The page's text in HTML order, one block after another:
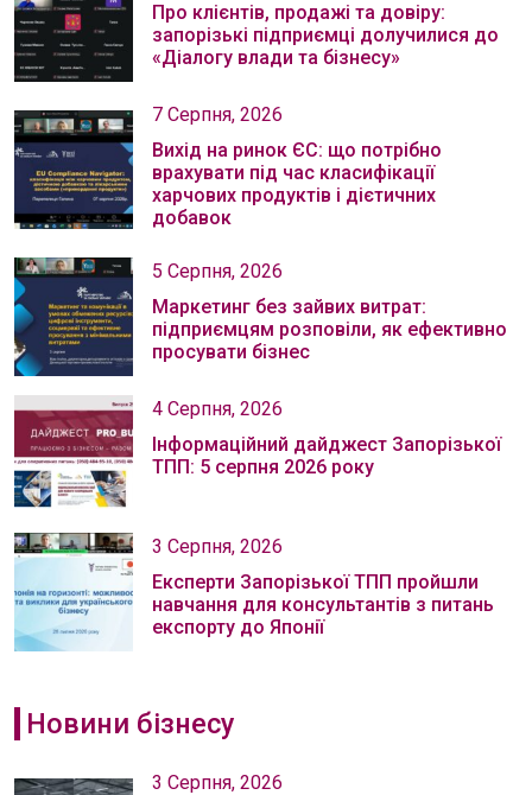
Про клієнтів, продажі та довіру:
запорізькі підприємці долучилися до
«Діалогу влади та бізнесу»
7 Серпня, 2026
Вихід на ринок ЄС: що потрібно
врахувати під час класифікації
харчових продуктів і дієтичних
добавок
5 Серпня, 2026
Маркетинг без зайвих витрат:
підприємцям розповіли, як ефективно
просувати бізнес
4 Серпня, 2026
Інформаційний дайджест Запорізької
ТПП: 5 серпня 2026 року
3 Серпня, 2026
Експерти Запорізької ТПП пройшли
навчання для консультантів з питань
експорту до Японії
Новини бізнесу
3 Серпня, 2026